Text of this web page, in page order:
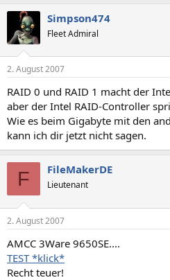
Simpson474
Fleet Admiral
2. August 2007
RAID 0 und RAID 1 macht der
aber der Intel RAID-Controller
Wie es beim Gigabyte mit den
kann ich dir jetzt nicht sagen.
F FileMakerDE
Lieutenant
2. August 2007
AMCC 3Ware 9650SE....
TEST *klick*
Recht teuer!